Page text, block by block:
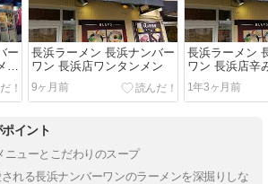
ー
長浜ラーメン 長浜ナンバー
ワン 長浜店ワンタンメン
9ヶ月前
長浜ラーメン
ワン 長浜店辛
1年3ヶ月前
イント
ニューとこだわりのスープ
れる長浜ナンバーワンのラーメンを深掘りしな